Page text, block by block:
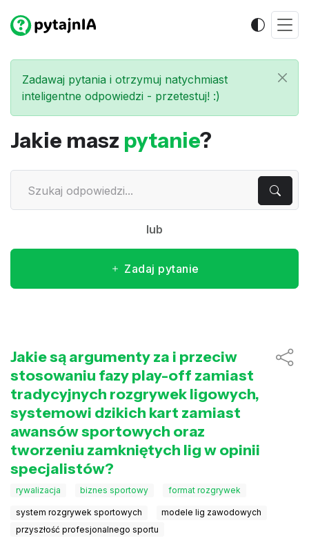
Zadawaj pytania i otrzymuj natychmiast
inteligentne odpowiedzi - przetestuj! :)
Jakie masz pytanie?
lub
Zadaj pytanie
Jakie są argumenty za i przeciw
stosowaniu fazy play-off zamiast
tradycyjnych rozgrywek ligowych,
systemowi dzikich kart zamiast
awansów sportowych oraz
tworzeniu zamkniętych lig w opinii
specjalistów?
rywalizacja biznes sportowy format rozgrywek
system rozgrywek sportowych
modele lig zawodowych
przyszłość profesjonalnego sportu